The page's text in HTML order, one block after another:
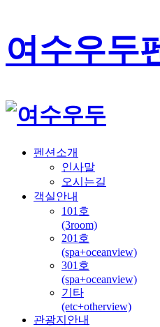
여수우두
펜션소개
인사말
오시는길
객실안내
101호
(3room)
201호
(spa+oceanview)
301호
(spa+oceanview)
기타
(etc+otherview)
관광지안내